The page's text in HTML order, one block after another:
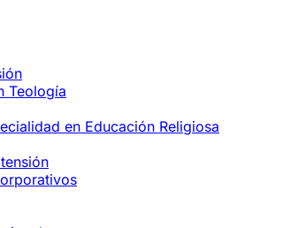
Teología
en Educación Religiosa